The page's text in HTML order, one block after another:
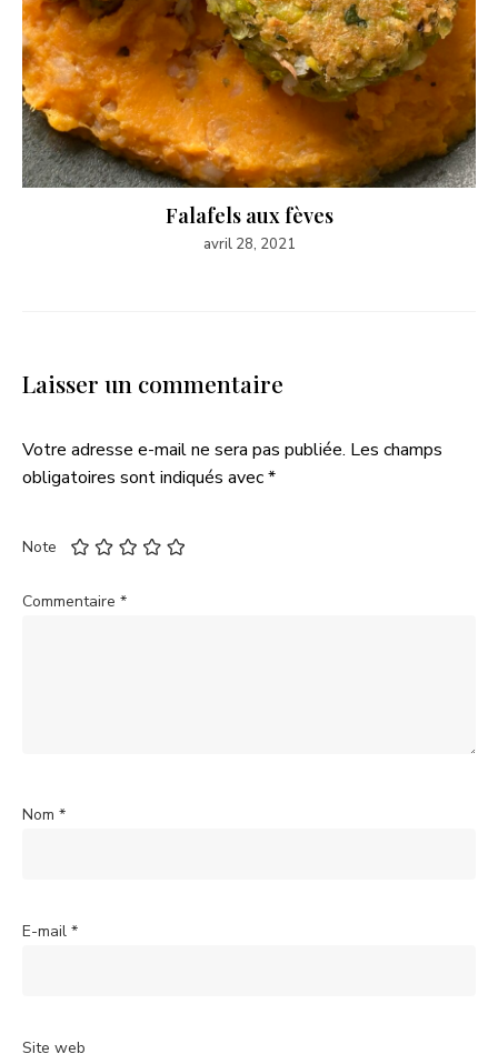
Falafels aux fèves
avril 28, 2021
Laisser un commentaire
Votre adresse e-mail ne sera pas publiée. Les champs
obligatoires sont indiqués avec*
Note
Commentaire *
Nom *
E-mail *
Site web